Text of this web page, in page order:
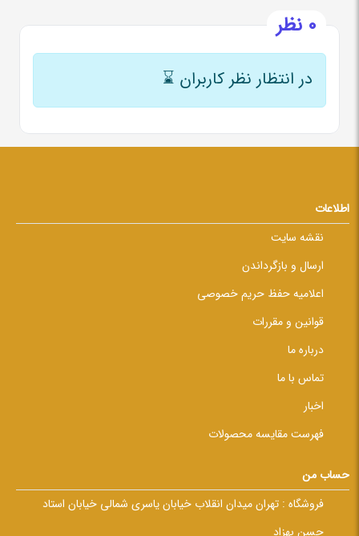
0 نظر
در انتظار نظر کاربران ⌛
اطلاعات
نقشه سایت
ارسال و بازگرداندن
اعلامیه حفظ حریم خصوصی
قوانین و مقررات
درباره ما
تماس با ما
اخبار
فهرست مقایسه محصولات
حساب من
فروشگاه : تهران میدان انقلاب خیابان یاسری شمالی خیابان استاد
حسن بهزاد